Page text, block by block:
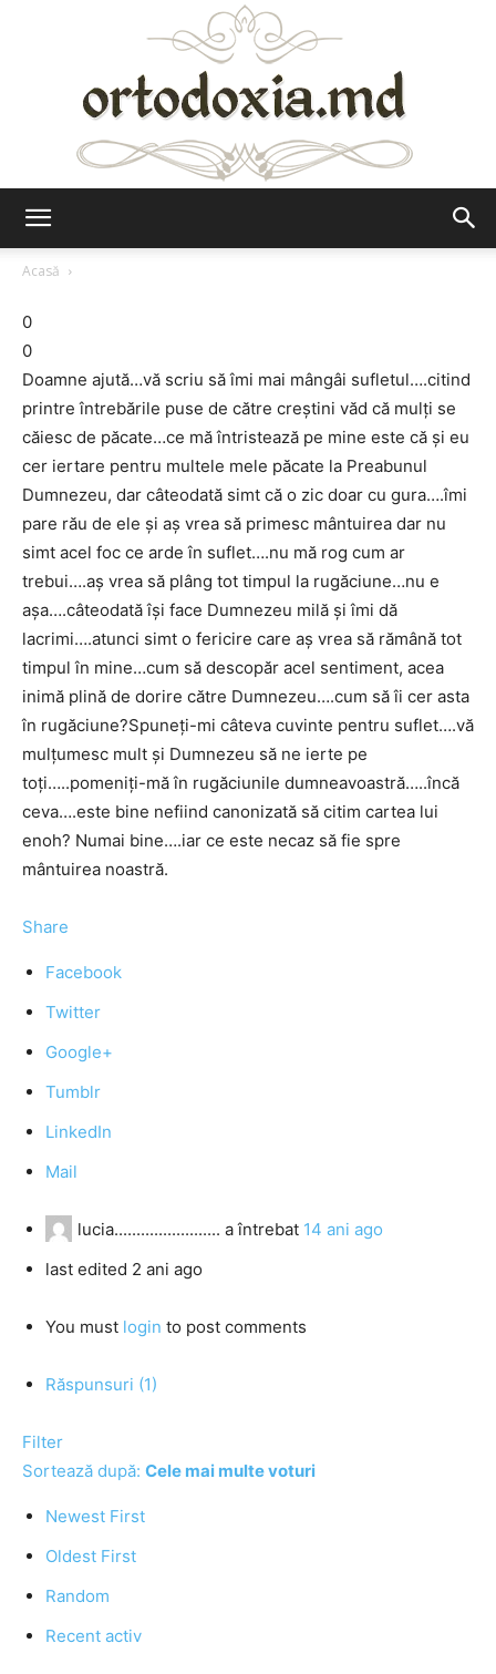
Acasă
0
0
Doamne ajută…vă scriu să îmi mai mângâi sufletul….citind
printre întrebările puse de către creștini văd că mulți se
căiesc de păcate…ce mă întristează pe mine este că și eu
cer iertare pentru multele mele păcate la Preabunul
Dumnezeu, dar câteodată simt că o zic doar cu gura….îmi
pare rău de ele și aș vrea să primesc mântuirea dar nu
simt acel foc ce arde în suflet….nu mă rog cum ar
trebui….aș vrea să plâng tot timpul la rugăciune…nu e
așa….câteodată își face Dumnezeu milă și îmi dă
lacrimi….atunci simt o fericire care aș vrea să rămână tot
timpul în mine…cum să descopăr acel sentiment, acea
inimă plină de dorire către Dumnezeu….cum să îi cer asta
în rugăciune?Spuneți-mi câteva cuvinte pentru suflet….vă
mulțumesc mult și Dumnezeu să ne ierte pe
toți…..pomeniți-mă în rugăciunile dumneavoastră…..încă
ceva….este bine nefiind canonizată să citim cartea lui
enoh? Numai bine….iar ce este necaz să fie spre
mântuirea noastră.
Share
Facebook
Twitter
Google+
Tumblr
LinkedIn
Mail
lucia........................ a întrebat 14 ani ago
last edited 2 ani ago
You must login to post comments
Răspunsuri (1)
Filter
Sortează după: Cele mai multe voturi
Newest First
Oldest First
Random
Recent activ